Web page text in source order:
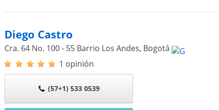
Diego Castro
Cra. 64 No. 100 - 55 Barrio Los Andes, Bogotá
1 opinión
(57+1) 533 0539